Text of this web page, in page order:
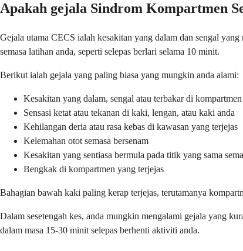
Apakah gejala Sindrom Kompartmen
Gejala utama CECS ialah kesakitan yang dalam dan sengal
semasa latihan anda, seperti selepas berlari selama 10 minit.
Berikut ialah gejala yang paling biasa yang mungkin anda alami:
Kesakitan yang dalam, sengal atau terbakar di
Sensasi ketat atau tekanan di kaki, lengan, atau kaki anda
Kehilangan deria atau rasa kebas di kawasan yang terjejas
Kelemahan otot semasa bersenam
Kesakitan yang sentiasa bermula pada titik yang sama
Bengkak di kompartmen yang terjejas
Bahagian bawah kaki paling kerap terjejas, terutamanya
Dalam sesetengah kes, anda mungkin mengalami gejala yang
dalam masa 15-30 minit selepas berhenti aktiviti anda.